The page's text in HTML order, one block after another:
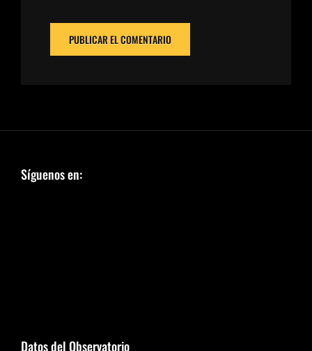
Síguenos en:
Datos del Observatorio